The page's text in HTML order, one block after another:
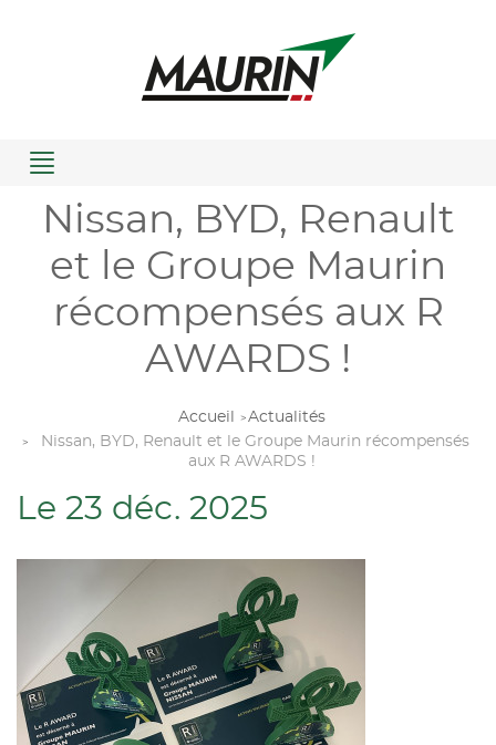
Menu
Nissan, BYD, Renault
et le Groupe Maurin
récompensés aux R
AWARDS !
Accueil
Actualités
Nissan, BYD, Renault et le Groupe Maurin récompensés
aux R AWARDS !
Le 23 déc. 2025